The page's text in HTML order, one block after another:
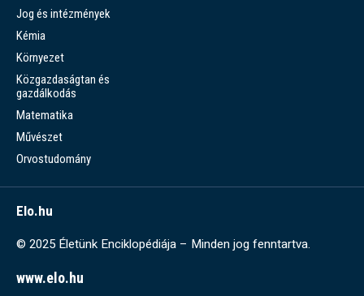
Jog és intézmények
Kémia
Környezet
Közgazdaságtan és
gazdálkodás
Matematika
Művészet
Orvostudomány
Elo.hu
© 2025 Életünk Enciklopédiája – Minden jog fenntartva.
www.elo.hu